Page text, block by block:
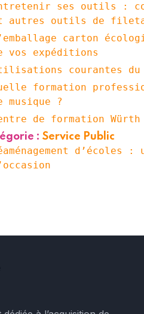
ses outils :
autres outils de
carton
vos expéditions
courantes du
formation
musique ?
de formation
: Service Public
d’écoles